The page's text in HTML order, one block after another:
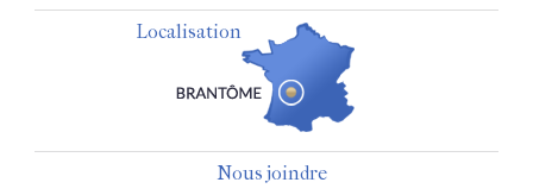
Localisation
Nous joindre